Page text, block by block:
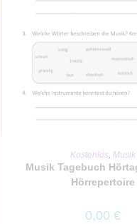
IN DEN
Kostenlos, Musik
Musik Tagebuch
Hörrepertoire
0,00 €